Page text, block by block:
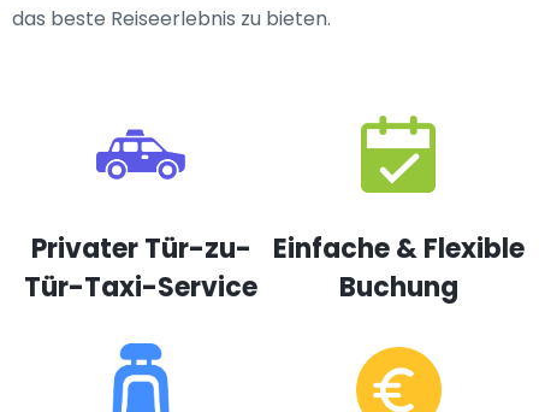
das beste Reiseerlebnis zu bieten.
Privater Tür-zu-
Tür-Taxi-Service
Einfache & Flexible
Buchung